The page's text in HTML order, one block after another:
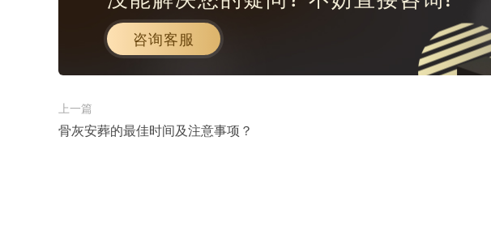
咨询客服
上一篇
骨灰安葬的最佳时间及注意事项？